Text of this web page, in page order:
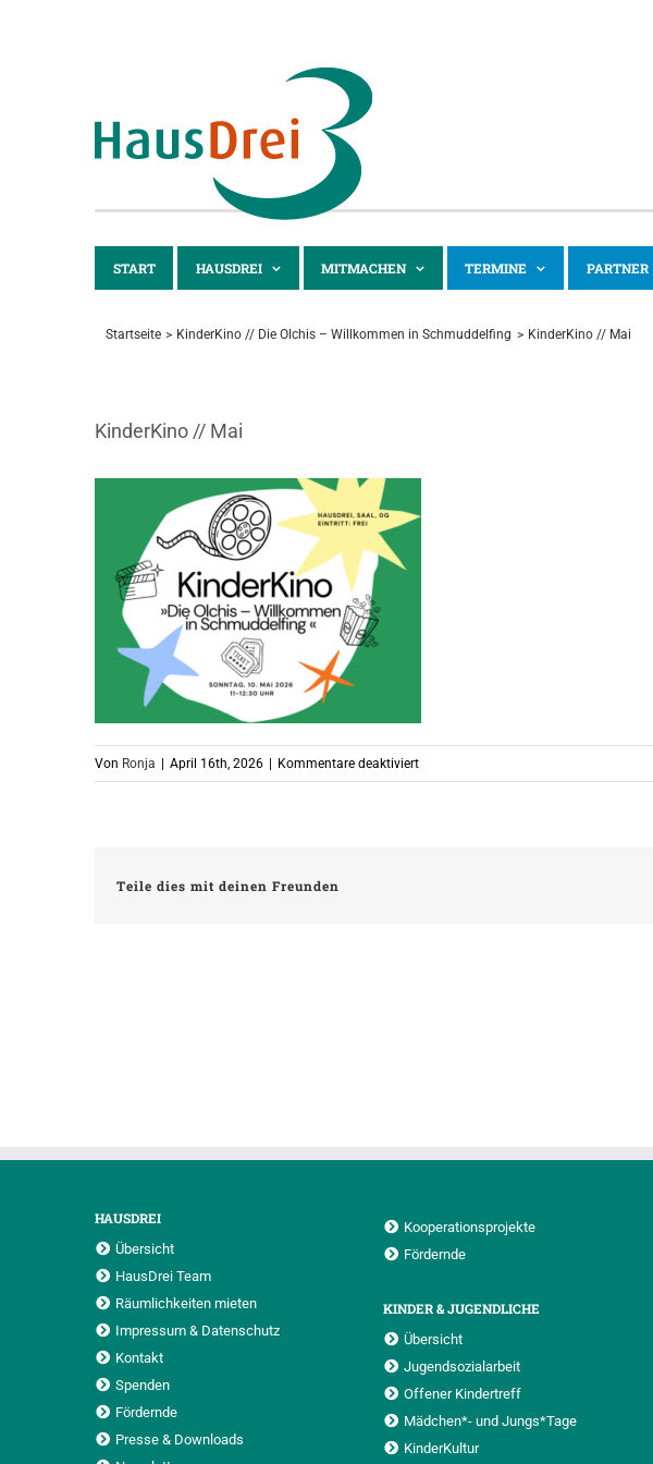
START HAUSDREI MITMACHEN TERMINE PARTNER
Startseite KinderKino // Die Olchis – Willkommen in Schmuddelfing KinderKino // Mai
KinderKino // Mai
Von Ronja April 16th, 2026 Kommentare deaktiviertfür
KinderKino
Teile dies mit deinen Freunden
HAUSDREI
Übersicht
HausDrei Team
Räumlichkeiten mieten
Impressum & Datenschutz
Kontakt
Spenden
Fördernde
Presse & Downloads
Kooperationsprojekte
Fördernde
KINDER & JUGENDLICHE
Übersicht
Jugendsozialarbeit
Offener Kindertreff
Mädchen*- und Jungs*Tage
KinderKultur